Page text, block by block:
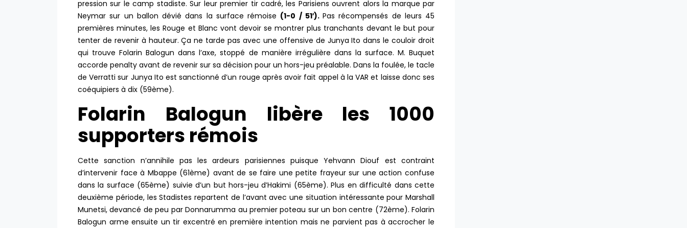
pression sur le camp stadiste. Sur leur premier tir cadré, les Parisiens ouvrent alors la marque par
Neymar sur un ballon dévié dans la surface rémoise (1-0 / 51′). Pas récompensés de leurs 45
premières minutes, les Rouge et Blanc vont devoir se montrer plus tranchants devant le but pour
tenter de revenir à hauteur. Ça ne tarde pas avec une offensive de Junya Ito dans le couloir droit
qui trouve Folarin Balogun dans l’axe, stoppé de manière irrégulière dans la surface. M. Buquet
accorde penalty avant de revenir sur sa décision pour un hors-jeu préalable. Dans la foulée, le tacle
de Verratti sur Junya Ito est sanctionné d’un rouge après avoir fait appel à la VAR et laisse donc ses
coéquipiers à dix (59ème).
Folarin Balogun libère les 1000
supporters rémois
Cette sanction n’annihile pas les ardeurs parisiennes puisque Yehvann Diouf est contraint
d’intervenir face à Mbappe (61ème) avant de se faire une petite frayeur sur une action confuse
dans la surface (65ème) suivie d’un but hors-jeu d’Hakimi (65ème). Plus en difficulté dans cette
deuxième période, les Stadistes repartent de l’avant avec une situation intéressante pour Marshall
Munetsi, devancé de peu par Donnarumma au premier poteau sur un bon centre (72ème). Folarin
Balogun arme ensuite un tir excentré en première intention mais ne parvient pas à accrocher le